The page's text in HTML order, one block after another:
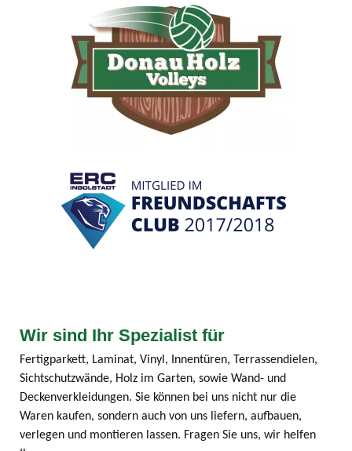
Wir sind Ihr Spezialist für
Fertigparkett, Laminat, Vinyl, Innentüren, Terrassendielen,
Sichtschutzwände, Holz im Garten, sowie Wand- und
Deckenverkleidungen. Sie können bei uns nicht nur die
Waren kaufen, sondern auch von uns liefern, aufbauen,
verlegen und montieren lassen. Fragen Sie uns, wir helfen